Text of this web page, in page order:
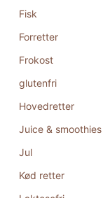
Fisk
Forretter
Frokost
glutenfri
Hovedretter
Juice & smoothies
Jul
Kød retter